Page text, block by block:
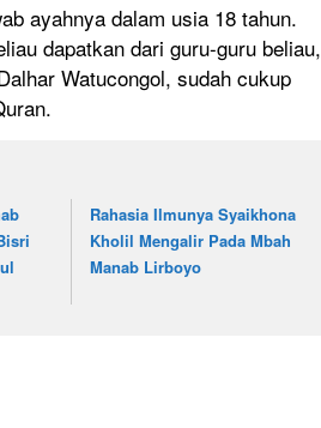
ayahnya dalam usia 18 tahun.
dapatkan dari guru-guru beliau,
Watucongol, sudah cukup
Rahasia Ilmunya Syaikhona
Kholil Mengalir Pada Mbah
Manab Lirboyo